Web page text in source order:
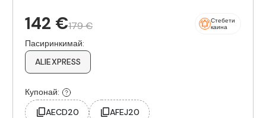
142 €179 €
Стебети
каина
Пасиринкимай:
ALIEXPRESS
Купонай:
AECD20
AFEJ20